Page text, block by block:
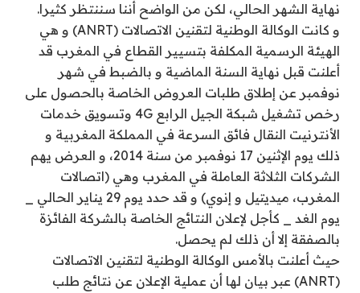
نهاية الشهر الحالي، لكن من الواضح أننا سننتظر كثيرا.
و كانت الوكالة الوطنية لتقنين الاتصالات (ANRT) و هي
الهيئة الرسمية المكلفة بتسيير القطاع في المغرب قد
أعلنت قبل نهاية السنة الماضية و بالضبط في شهر
نوفمبر عن إطلاق طلبات العروض الخاصة بالحصول على
رخص تشغيل شبكة الجيل الرابع 4G وتسويق خدمات
الأنترنيت النقال فائق السرعة في المملكة المغربية و
ذلك يوم الإثنين 17 نوفمبر من سنة 2014، و العرض يهم
الشركات الثلاثة العاملة في المغرب وهي (اتصالات
المغرب، ميديتيل و إنوي) و قد حدد يوم 29 يناير الحالي _
يوم الغد _ كأجل لإعلان النتائج الخاصة بالشركة الفائزة
بالصفقة إلا أن ذلك لم يحصل.
حيث أعلنت بالأمس الوكالة الوطنية لتقنين الاتصالات
(ANRT) عبر بيان لها أن عملية الإعلان عن نتائج طلب